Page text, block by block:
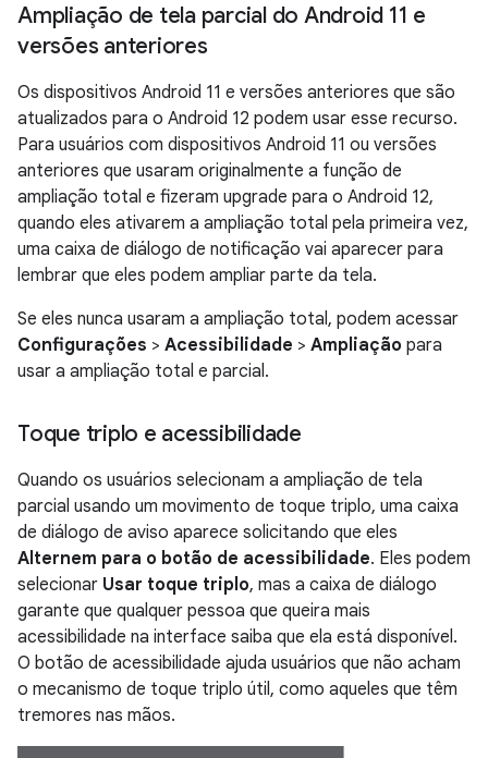
Ampliação de tela parcial do Android 11 e
versões anteriores
Os dispositivos Android 11 e versões anteriores que são
atualizados para o Android 12 podem usar esse recurso.
Para usuários com dispositivos Android 11 ou versões
anteriores que usaram originalmente a função de
ampliação total e fizeram upgrade para o Android 12,
quando eles ativarem a ampliação total pela primeira vez,
uma caixa de diálogo de notificação vai aparecer para
lembrar que eles podem ampliar parte da tela.
Se eles nunca usaram a ampliação total, podem acessar
Configurações > Acessibilidade > Ampliação para
usar a ampliação total e parcial.
Toque triplo e acessibilidade
Quando os usuários selecionam a ampliação de tela
parcial usando um movimento de toque triplo, uma caixa
de diálogo de aviso aparece solicitando que eles
Alternem para o botão de acessibilidade. Eles podem
selecionar Usar toque triplo, mas a caixa de diálogo
garante que qualquer pessoa que queira mais
acessibilidade na interface saiba que ela está disponível.
O botão de acessibilidade ajuda usuários que não acham
o mecanismo de toque triplo útil, como aqueles que têm
tremores nas mãos.